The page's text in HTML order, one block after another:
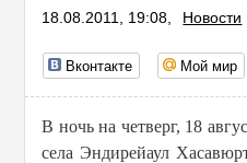
18.08.2011, 19:08, Новости
Вконтакте Мой мир
В ночь на четверг, 18
села Эндирейаул